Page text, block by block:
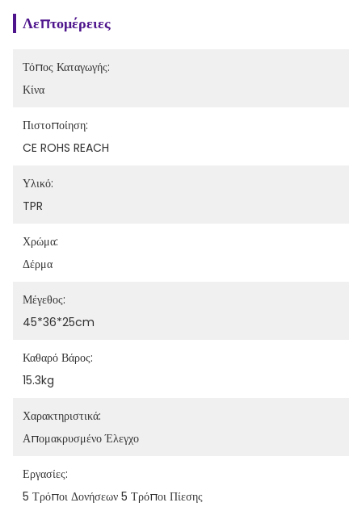
Λεπτομέρειες
Τόπος Καταγωγής:
Κίνα
Πιστοποίηση:
CE ROHS REACH
Υλικό:
TPR
Χρώμα:
Δέρμα
Μέγεθος:
45*36*25cm
Καθαρό Βάρος:
15.3kg
Χαρακτηριστικά:
Απομακρυσμένο Έλεγχο
Εργασίες:
5 Τρόποι Δονήσεων 5 Τρόποι Πίεσης